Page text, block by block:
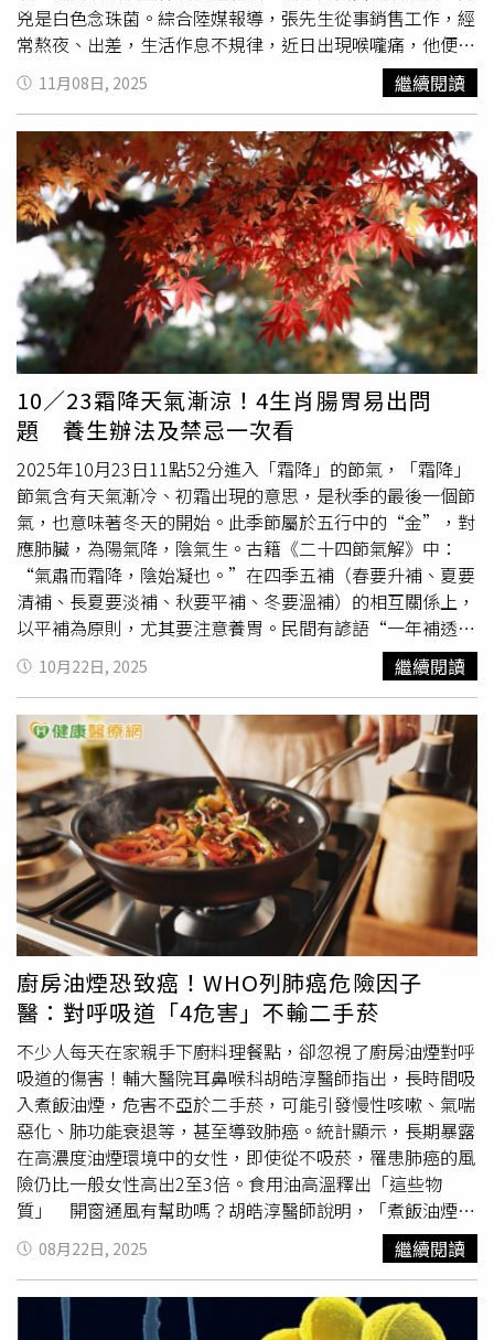
等後遺症。馬瑞杉醫師提醒，A族鏈球菌在人潮聚集的空間
或家族聚會中，極易發生傳染。一旦家中有人確診，同住者
應立即佩戴口罩並勤洗手，才能有效阻斷傳播鏈。若民眾發
現喉嚨出現異常劇痛、吞嚥困難等症狀，應儘速就醫釐清。
【延伸閱讀】55至64歲原住民福音 今年8月起能完整接種
公費肺炎鏈球菌疫苗九月童染「大魔王」肺炎鏈球菌 因這
1利器成功殺敵健康返家
https://www.healthnews.com.tw/readnews.php?
id=67916
兇是白色念珠菌。綜合陸媒報導，張先生從事銷售工作，經
常熬夜、出差，生活作息不規律，近日出現喉嚨痛，他便自
行購買阿奇黴素等藥品服用，然而病情不僅未改善，反而越
來越嚴重，這才到寧波市北侖區第二人民醫院就診。耳鼻喉
科主任鄔忠偉在喉鏡檢查中發現，他的咽喉後壁佈滿白茫茫
斑點，猶如覆上「雪花」，最終確診為真菌性咽喉炎。鄔忠
偉指出，導致病情惡化的元兇是白色念珠菌。抗生素能殺死
致病細菌，但也會破壞口腔內正常菌群，讓真菌有機可乘。
加上張先生長期處於高壓狀態、免疫力下降，最終引發感
染。醫師立即要求他停用抗生素，改用抗真菌藥物治療。經
過一段時間的治療後，張先生喉嚨疼痛明顯緩解，白色斑點
也逐漸消退。鄔忠偉提醒，許多真菌性咽喉炎患者在就診前
都曾自行服用抗生素，其中約八成有亂用藥史，甚至有糖尿
病患者誤將咽痛當作「上火」，結果引發更嚴重的真菌性肺
炎。他強調，抗生素並非萬能藥，只對細菌感染有效，對病
毒、真菌或過敏性炎症完全無效。根據統計，約70％的急性
咽痛源於病毒感染。若出現喉嚨痛、發熱等症狀，應進行血
常規或C反應蛋白檢測，確定感染類型後再用藥，切勿自行
購藥服用。醫師特別呼籲，免疫力低下者與糖尿病患者更應
提高警覺，避免亂用抗生素導致病情惡化。
11月08日, 2025 繼續閱讀
10／23霜降天氣漸涼！4生肖腸胃易出問
題 養生辦法及禁忌一次看
2025年10月23日11點52分進入「霜降」的節氣，「霜降」
節氣含有天氣漸冷、初霜出現的意思，是秋季的最後一個節
氣，也意味著冬天的開始。此季節屬於五行中的“金”，對
應肺臟，為陽氣降，陰氣生。古籍《二十四節氣解》中：
“氣肅而霜降，陰始凝也。”在四季五補（春要升補、夏要
清補、長夏要淡補、秋要平補、冬要溫補）的相互關係上，
以平補為原則，尤其要注意養胃。民間有諺語“一年補透
透，不如補霜降”，足見這個節氣對我們的影響，中醫典籍
《黃帝內經·素問·四氣調神大論篇》記載“聖人春夏養
陽，秋冬養陰”，霜降過後即立冬，此時“補霜降”應以養
陰為基本法則。養陰的內涵，一方面是指陽氣內收，精氣斂
藏，另一方面，太陰對應肺脾，少陰對應心腎，因此秋冬時
節也是調養肺脾和心腎的好時機。保健之道，於外要添衣保
暖全身，於內要重潤肺、保暖腸胃，增強身體的防衛能力。
2025年「霜降」這半個月，健康要注意的生肖是屬兔、
龍、猴、雞，腸胃及呼吸系統方面容易出問題，對於生冷油
炸類食物少吃爲宜，生活作息要有規律。小有病痛安全起見
找醫生檢查診治爲宜，切勿拖延，需要提高警惕；平時必須
多休養生息，避免勞損，防範未然。身體容易受傷，絕對不
可參與危險性的活動，慎防引起血光之災。 以下依照食衣
住行育樂來建議「霜降」養生與禁忌：一、食的養生與禁
忌：肺喜潤而惡燥，秋季燥邪易傷人體津液，津液既耗，就
會出現燥象，表現為口乾舌燥、唇乾、鼻乾、咽喉乾燥、皮
膚皸裂。防秋燥需要從飲食上加強調節，一是減少辛辣刺激
物的攝入，秋天已經非常乾燥，身體本身就容易上火，所以
對辛辣物的攝入要減少。二是盡量多吃些滋陰、潤肺、補液
生津的食物，如梨、芝麻、蜂蜜、南瓜、板栗、柿子、蓮
藕、山藥、白蘿蔔等食物，自製的銀耳蓮子粥，薏米粥等也
可以經常喝。煲湯時可適當加入杏仁、川貝、白果等，用以
宣降肺氣，或加入沙參、石斛、麥冬、玉竹、百合等，既能
滋陰潤肺，還可根據體質情況靈活化解秋燥。二、衣的養生
與禁忌：“百病從寒起，寒從腳下生”，民間就有“寒露腳
不露”的說法。所以，要注意適時添衣，尤其是注意腳部保
10月22日, 2025 繼續閱讀
廚房油煙恐致癌！WHO列肺癌危險因子
醫：對呼吸道「4危害」不輸二手菸
不少人每天在家親手下廚料理餐點，卻忽視了廚房油煙對呼
吸道的傷害！輔大醫院耳鼻喉科胡皓淳醫師指出，長時間吸
入煮飯油煙，危害不亞於二手菸，可能引發慢性咳嗽、氣喘
惡化、肺功能衰退等，甚至導致肺癌。統計顯示，長期暴露
在高濃度油煙環境中的女性，即使從不吸菸，罹患肺癌的風
險仍比一般女性高出2至3倍。食用油高溫釋出「這些物
質」 開窗通風有幫助嗎？胡皓淳醫師說明，「煮飯油煙」
是高溫烹調時，食用油受熱產生的煙霧與有害物質，當油溫
超過200°C，會分解出醛類、酮類、酸類等有毒化合物，還
有PM2.5細懸浮微粒，不僅會刺激呼吸道，長期吸入可能嚴
重損害肺部。有些人認為開窗通風就能解決油煙問題，但胡
08月22日, 2025 繼續閱讀